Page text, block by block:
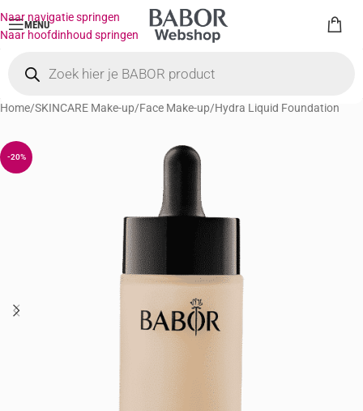
Naar navigatie springen
Naar hoofdinhoud springen
MENU
Home/SKINCARE Make-up/Face Make-up/Hydra Liquid Foundation
-20%